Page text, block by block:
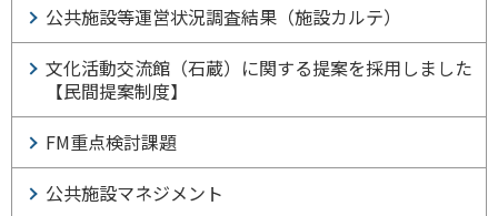
公共施設等運営状況調査結果（施設カルテ）
文化活動交流館（石蔵）に関する提案を採用しました
【民間提案制度】
FM重点検討課題
公共施設マネジメント